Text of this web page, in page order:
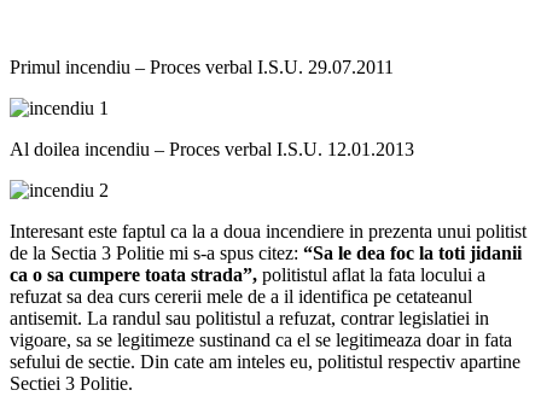
Primul incendiu – Proces verbal I.S.U. 29.07.2011
Al doilea incendiu – Proces verbal I.S.U. 12.01.2013
Interesant este faptul ca la a doua incendiere in prezenta unui politist
de la Sectia 3 Politie mi s-a spus citez: “Sa le dea foc la toti jidanii
ca o sa cumpere toata strada”, politistul aflat la fata locului a
refuzat sa dea curs cererii mele de a il identifica pe cetateanul
antisemit. La randul sau politistul a refuzat, contrar legislatiei in
vigoare, sa se legitimeze sustinand ca el se legitimeaza doar in fata
sefului de sectie. Din cate am inteles eu, politistul respectiv apartine
Sectiei 3 Politie.